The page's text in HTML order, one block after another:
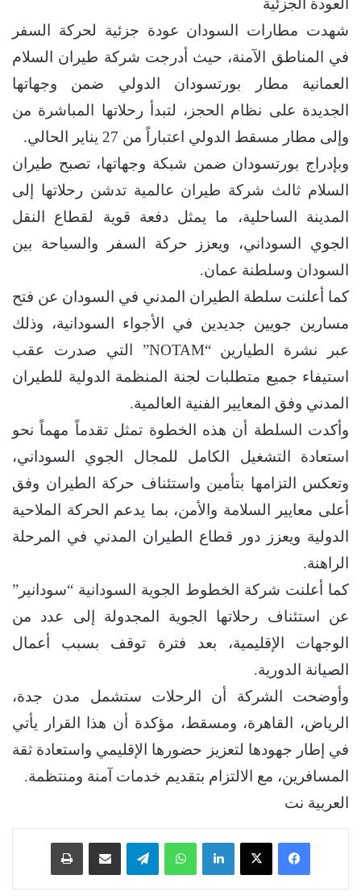
العودة الجزئية
شهدت مطارات السودان عودة جزئية لحركة السفر
في المناطق الآمنة، حيث أدرجت شركة طيران السلام
العمانية مطار بورتسودان الدولي ضمن وجهاتها
الجديدة على نظام الحجز، لتبدأ رحلاتها المباشرة من
وإلى مطار مسقط الدولي اعتباراً من 27 يناير الحالي.
وبإدراج بورتسودان ضمن شبكة وجهاتها، تصبح طيران
السلام ثالث شركة طيران عالمية تدشن رحلاتها إلى
المدينة الساحلية، ما يمثل دفعة قوية لقطاع النقل
الجوي السوداني، ويعزز حركة السفر والسياحة بين
السودان وسلطنة عمان.
كما أعلنت سلطة الطيران المدني في السودان عن فتح
مسارين جويين جديدين في الأجواء السودانية، وذلك
عبر نشرة الطيارين “NOTAM” التي صدرت عقب
استيفاء جميع متطلبات لجنة المنظمة الدولية للطيران
المدني وفق المعايير الفنية العالمية.
وأكدت السلطة أن هذه الخطوة تمثل تقدماً مهماً نحو
استعادة التشغيل الكامل للمجال الجوي السوداني،
وتعكس التزامها بتأمين واستئناف حركة الطيران وفق
أعلى معايير السلامة والأمن، بما يدعم الحركة الملاحية
الدولية ويعزز دور قطاع الطيران المدني في المرحلة
الراهنة.
كما أعلنت شركة الخطوط الجوية السودانية “سودانير”
عن استئناف رحلاتها الجوية المجدولة إلى عدد من
الوجهات الإقليمية، بعد فترة توقف بسبب أعمال
الصيانة الدورية.
وأوضحت الشركة أن الرحلات ستشمل مدن جدة،
الرياض، القاهرة، ومسقط، مؤكدة أن هذا القرار يأتي
في إطار جهودها لتعزيز حضورها الإقليمي واستعادة ثقة
المسافرين، مع الالتزام بتقديم خدمات آمنة ومنتظمة.
العربية نت
فيسبوك ‫X لينكدإن واتساب تيلقرام